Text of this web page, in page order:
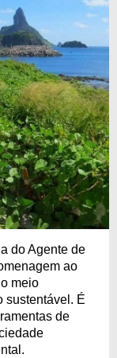
do Agente de
ao
meio
sustentável. É
de